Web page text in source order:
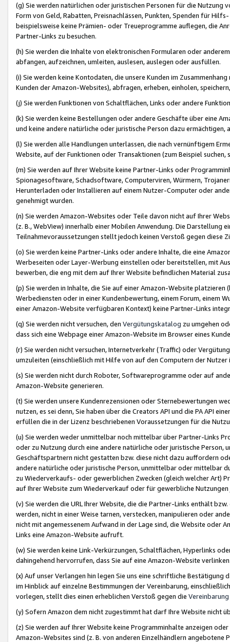
(g) Sie werden natürlichen oder juristischen Personen für die Nutzung
Form von Geld, Rabatten, Preisnachlässen, Punkten, Spenden für
beispielsweise keine Prämien- oder Treueprogramme auflegen, die
Partner-Links zu besuchen.
(h) Sie werden die Inhalte von elektronischen Formularen oder
abfangen, aufzeichnen, umleiten, auslesen, auslegen oder ausfüllen.
(i) Sie werden keine Kontodaten, die unsere Kunden im
Kunden der Amazon-Websites), abfragen, erheben, einholen,
(j) Sie werden Funktionen von Schaltflächen, Links oder andere
(k) Sie werden keine Bestellungen oder andere Geschäfte über eine
und keine andere natürliche oder juristische Person dazu
(l) Sie werden alle Handlungen unterlassen, die nach vernünftigem
Website, auf der Funktionen oder Transaktionen (zum Beispiel
(m) Sie werden auf Ihrer Website keine Partner-Links oder
Spionagesoftware, Schadsoftware, Computerviren, Würmern,
Herunterladen oder Installieren auf einem Nutzer-Computer oder
genehmigt wurden.
(n) Sie werden Amazon-Websites oder Teile davon nicht auf Ihrer
(z. B., WebView) innerhalb einer Mobilen Anwendung. Die Darstellung
Teilnahmevoraussetzungen stellt jedoch keinen Verstoß gegen diese
(o) Sie werden keine Partner-Links oder andere Inhalte, die eine
Werbeseiten oder Layer-Werbung einstellen oder bereitstellen, mit
bewerben, die eng mit dem auf Ihrer Website befindlichen Material
(p) Sie werden in Inhalte, die Sie auf einer Amazon-Website
Werbediensten oder in einer Kundenbewertung, einem Forum, einem
einer Amazon-Website verfügbaren Kontext) keine Partner-Links
(q) Sie werden nicht versuchen, den Vergütungskatalog zu umgehen
dass sich eine Webpage einer Amazon-Website im Browser eines
(r) Sie werden nicht versuchen, Internetverkehr (Traffic) oder
umzuleiten (einschließlich mit Hilfe von auf den Computern der
(s) Sie werden nicht durch Roboter, Softwareprogramme oder auf
Amazon-Website generieren.
(t) Sie werden unsere Kundenrezensionen oder Sternebewertungen
nutzen, es sei denn, Sie haben über die Creators API und die PA API
erfüllen die in der Lizenz beschriebenen Voraussetzungen für die
(u) Sie werden weder unmittelbar noch mittelbar über Partner-Links
oder zu Nutzung durch eine andere natürliche oder juristische
Geschäftspartnern nicht gestatten bzw. diese nicht dazu auffordern
andere natürliche oder juristische Person, unmittelbar oder mittelbar
zu Wiederverkaufs- oder gewerblichen Zwecken (gleich welcher Art)
auf Ihrer Website zum Wiederverkauf oder für gewerbliche
(v) Sie werden die URL Ihrer Website, die die Partner-Links enthält
werden, nicht in einer Weise tarnen, verstecken, manipulieren oder
nicht mit angemessenem Aufwand in der Lage sind, die Website oder
Links eine Amazon-Website aufruft.
(w) Sie werden keine Link-Verkürzungen, Schaltflächen, Hyperlinks
dahingehend hervorrufen, dass Sie auf eine Amazon-Website
(x) Auf unser Verlangen hin legen Sie uns eine schriftliche
im Hinblick auf einzelne Bestimmungen der Vereinbarung,
vorlegen, stellt dies einen erheblichen Verstoß gegen die Vereinbarung
(y) Sofern Amazon dem nicht zugestimmt hat darf Ihre Website nicht
(z) Sie werden auf Ihrer Website keine Programminhalte anzeigen
Amazon-Websites sind (z. B. von anderen Einzelhändlern